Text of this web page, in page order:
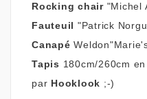
Rocking chair "Michel
Fauteuil "Patrick
Canapé
Tapis 180cm/260cm
par Hooklook ;-)